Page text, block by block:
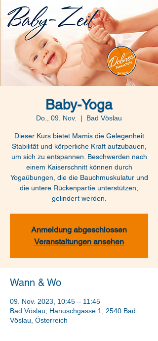
Baby-Yoga
Do., 09. Nov.
  |
Bad Vöslau
Dieser Kurs bietet Mamis die Gelegenheit
Stabilität und körperliche Kraft aufzubauen,
um sich zu entspannen. Beschwerden nach
einem Kaiserschnitt können durch
Yogaübungen, die die Bauchmuskulatur und
die untere Rückenpartie unterstützen,
gelindert werden.
Anmeldung abgeschlossen
Veranstaltungen ansehen
Wann & Wo
09. Nov. 2023, 10:45 – 11:45
Bad Vöslau, Hanuschgasse 1, 2540 Bad
Vöslau, Österreich